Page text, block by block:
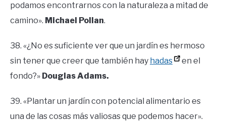
podamos encontrarnos con la naturaleza a mitad de
camino». Michael Pollan.
38. «¿No es suficiente ver que un jardín es hermoso
sin tener que creer que también hay hadas
en el
fondo?» Douglas Adams.
39. «Plantar un jardín con potencial alimentario es
una de las cosas más valiosas que podemos hacer».